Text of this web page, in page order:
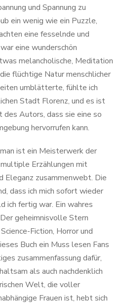
und Spannung zu
ein wenig wie ein Puzzle,
eine fesselnde und
eine wunderschön
melancholische, Meditation
flüchtige Natur menschlicher
umblätterte, fühlte ich
Stadt Florenz, und es ist
des Autors, dass sie eine so
hervorrufen kann.
ist ein Meisterwerk der
Erzählungen mit
Eleganz zusammenwebt. Die
dass ich mich sofort wieder
ich fertig war. Ein wahres
geheimnisvolle Stern
Fiction, Horror und
Buch ein Muss lesen Fans
zusammenfassung dafür,
als auch nachdenklich
Welt, die voller
Frauen ist, hebt sich